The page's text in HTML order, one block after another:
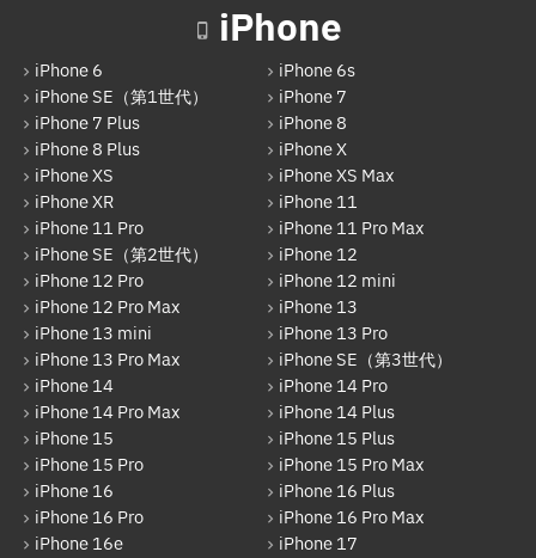
iPhone
iPhone 6
iPhone 6s
iPhone SE（第1世代）
iPhone 7
iPhone 7 Plus
iPhone 8
iPhone 8 Plus
iPhone X
iPhone XS
iPhone XS Max
iPhone XR
iPhone 11
iPhone 11 Pro
iPhone 11 Pro Max
iPhone SE（第2世代）
iPhone 12
iPhone 12 Pro
iPhone 12 mini
iPhone 12 Pro Max
iPhone 13
iPhone 13 mini
iPhone 13 Pro
iPhone 13 Pro Max
iPhone SE（第3世代）
iPhone 14
iPhone 14 Pro
iPhone 14 Pro Max
iPhone 14 Plus
iPhone 15
iPhone 15 Plus
iPhone 15 Pro
iPhone 15 Pro Max
iPhone 16
iPhone 16 Plus
iPhone 16 Pro
iPhone 16 Pro Max
iPhone 16e
iPhone 17